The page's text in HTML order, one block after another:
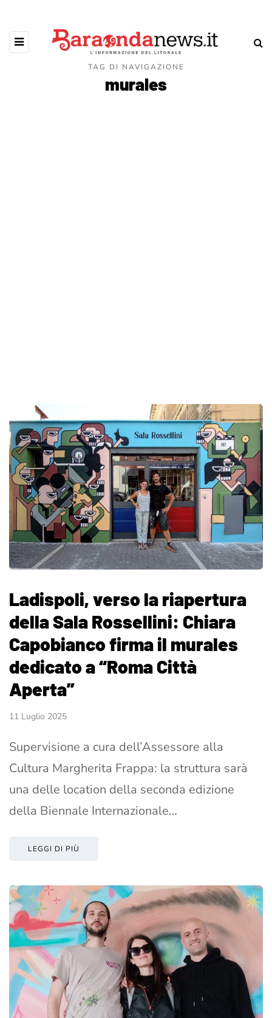
TAG DI NAVIGAZIONE
murales
Ladispoli, verso la riapertura
della Sala Rossellini: Chiara
Capobianco firma il murales
dedicato a “Roma Città
Aperta”
11 Luglio 2025
Supervisione a cura dell’Assessore alla
Cultura Margherita Frappa: la struttura sarà
una delle location della seconda edizione
della Biennale Internazionale…
LEGGI DI PIÙ